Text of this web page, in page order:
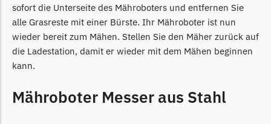
Powerplus
Powerplus Messer
Powerworks Messer
sofort die Unterseite des Mähroboters und entfernen Sie
alle Grasreste mit einer Bürste. Ihr Mähroboter ist nun
wieder bereit zum Mähen. Stellen Sie den Mäher zurück auf
die Ladestation, damit er wieder mit dem Mähen beginnen
kann.
Mähroboter Messer aus Stahl